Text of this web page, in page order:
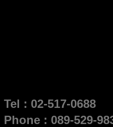
Tel : 02-517-0688
Phone : 089-529-